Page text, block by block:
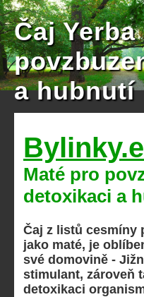
Čaj
a hubnutí
Maté pro
detoxikaci a
Čaj z listů cesmíny
jako maté, je
své domovině -
stimulant, zároveň
detoxikaci